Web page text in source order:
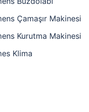
Çamaşır Makinesi
Kurutma Makinesi
Klima